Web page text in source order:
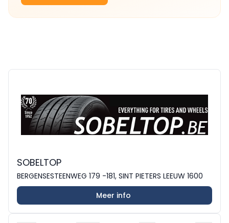
SOBELTOP
BERGENSESTEENWEG 179 -181, SINT PIETERS LEEUW 1600
Meer info